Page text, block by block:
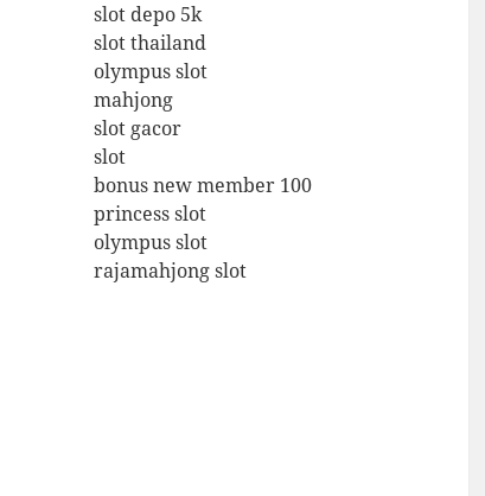
slot depo 5k
slot thailand
olympus slot
mahjong
slot gacor
slot
bonus new member 100
princess slot
olympus slot
rajamahjong slot